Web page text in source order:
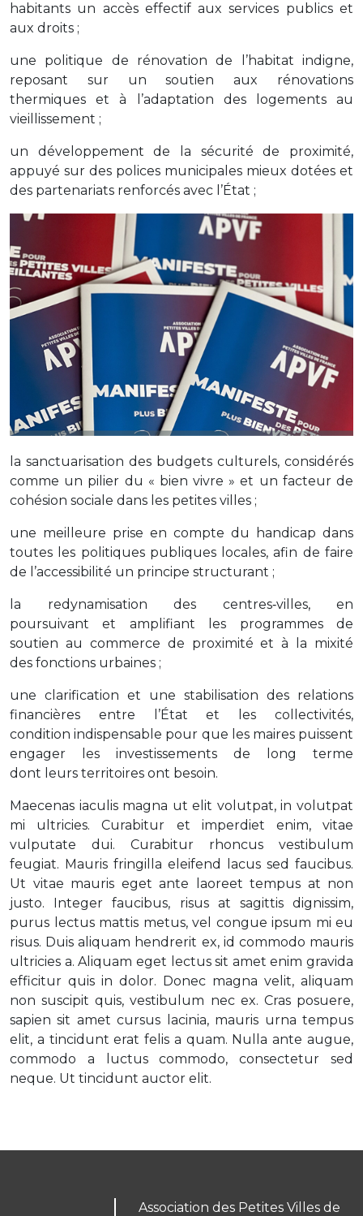
habitants un accès effectif aux services publics et
aux droits ;
une politique de rénovation de l’habitat indigne,
reposant sur un soutien aux rénovations
thermiques et à l’adaptation des logements au
vieillissement ;
un développement de la sécurité de proximité,
appuyé sur des polices municipales mieux dotées et
des partenariats renforcés avec l’État ;
la sanctuarisation des budgets culturels, considérés
comme un pilier du « bien vivre » et un facteur de
cohésion sociale dans les petites villes ;
une meilleure prise en compte du handicap dans
toutes les politiques publiques locales, afin de faire
de l’accessibilité un principe structurant ;
la redynamisation des centres‑villes, en
poursuivant et amplifiant les programmes de
soutien au commerce de proximité et à la mixité
des fonctions urbaines ;
une clarification et une stabilisation des relations
financières entre l’État et les collectivités,
condition indispensable pour que les maires puissent
engager les investissements de long terme
dont leurs territoires ont besoin.
Maecenas iaculis magna ut elit volutpat, in volutpat
mi ultricies. Curabitur et imperdiet enim, vitae
vulputate dui. Curabitur rhoncus vestibulum
feugiat. Mauris fringilla eleifend lacus sed faucibus.
Ut vitae mauris eget ante laoreet tempus at non
justo. Integer faucibus, risus at sagittis dignissim,
purus lectus mattis metus, vel congue ipsum mi eu
risus. Duis aliquam hendrerit ex, id commodo mauris
ultricies a. Aliquam eget lectus sit amet enim gravida
efficitur quis in dolor. Donec magna velit, aliquam
non suscipit quis, vestibulum nec ex. Cras posuere,
sapien sit amet cursus lacinia, mauris urna tempus
elit, a tincidunt erat felis a quam. Nulla ante augue,
commodo a luctus commodo, consectetur sed
neque. Ut tincidunt auctor elit.
Association des Petites Villes de